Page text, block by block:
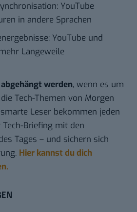
YouTube
in andere Sprachen
YouTube und
Langeweile
werden, wenn es um
Tech-Themen von Morgen
Leser bekommen jeden
Tech-Briefing mit den
Tages – und sichern sich
Hier kannst du dich